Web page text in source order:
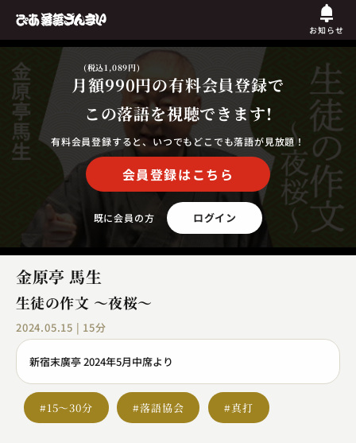
お知らせ
月額990円
(税込1,089円)
の有料会員登録で
この落語を視聴できます!
有料会員登録すると、いつでもどこでも落語が見放題！
会員登録はこちら
既に会員の方 ログイン
金原亭 馬生
生徒の作文 ～夜桜～
2024.05.15 | 15分
新宿末廣亭 2024年5月中席より
#15～30分 #落語協会 #真打